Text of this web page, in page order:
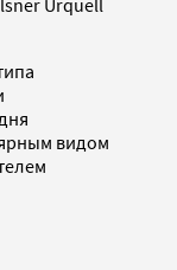
Urquell
видом